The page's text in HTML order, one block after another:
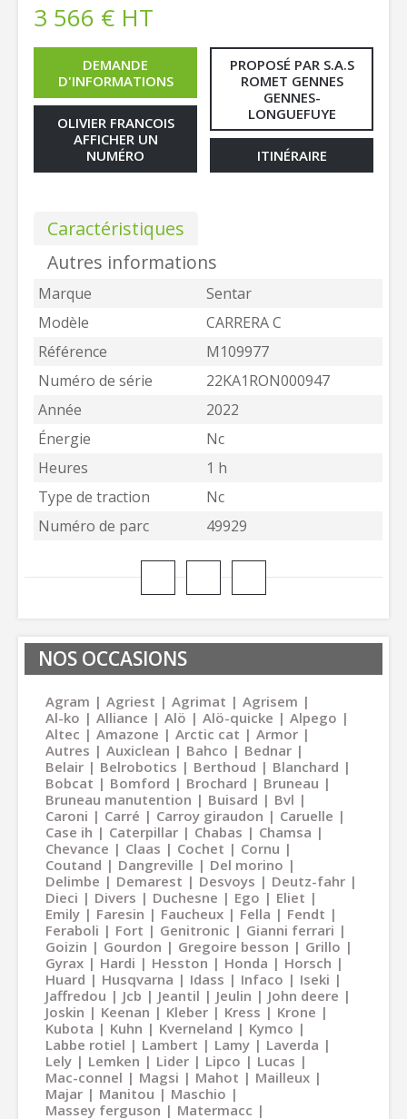
3 566 € HT
Caractéristiques
Autres informations
Marque
Sentar
Modèle
CARRERA C
Référence
M109977
Numéro de série
22KA1RON000947
Année
2022
Énergie
Nc
Heures
1 h
Type de traction
Nc
Numéro de parc
49929
DEMANDE
D'INFORMATIONS
OLIVIER FRANCOIS
AFFICHER UN
NUMÉRO
PROPOSÉ PAR S.A.S
ROMET GENNES
GENNES-
LONGUEFUYE
ITINÉRAIRE
NOS OCCASIONS
Agram Agriest Agrimat
Agrisem
Al-ko
Alliance Alö Alö-quicke
Alpego
Altec
Amazone Arctic cat
Armor
Autres
Auxiclean Bahco
Bednar
Belair
Belrobotics Berthoud
Blanchard
Bobcat
Bomford Brochard
Bruneau
Bruneau manutention
Buisard
Bvl
Caroni
Carré Carroy giraudon
Caruelle
Case ih
Caterpillar Chabas
Chamsa
Chevance
Claas Cochet
Cornu
Coutand
Dangreville
Del morino
Delimbe
Demarest Desvoys
Deutz-fahr
Dieci
Divers Duchesne Ego
Eliet
Emily
Faresin Faucheux Fella
Fendt
Feraboli
Fort Genitronic
Gianni ferrari
Goizin
Gourdon Gregoire besson
Grillo
Gyrax
Hardi Hesston Honda
Horsch
Huard
Husqvarna Idass Infaco
Iseki
Jaffredou
Jcb Jeantil Jeulin
John deere
Joskin
Keenan Kleber Kress
Krone
Kubota
Kuhn Kverneland
Kymco
Labbe rotiel
Lambert Lamy
Laverda
Lely
Lemken Lider Lipco
Lucas
Mac-connel
Magsi Mahot
Mailleux
Majar
Manitou
Maschio
Massey ferguson
Matermacc